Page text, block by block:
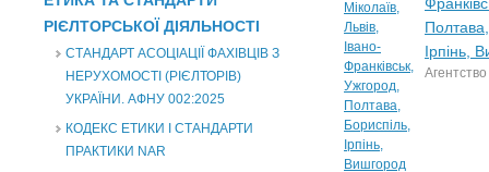
РІЄЛТОРСЬКОЇ ДІЯЛЬНОСТІ
СТАНДАРТ АСОЦІАЦІЇ ФАХІВЦІВ З
НЕРУХОМОСТІ (РІЄЛТОРІВ)
УКРАЇНИ. АФНУ 002:2025
КОДЕКС ЕТИКИ І СТАНДАРТИ
ПРАКТИКИ NAR
Ірпінь,
Агентство